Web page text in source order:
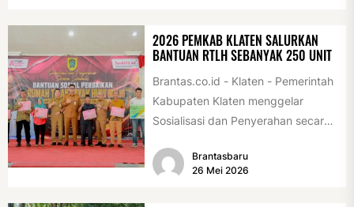
2026 PEMKAB KLATEN SALURKAN
BANTUAN RTLH SEBANYAK 250 UNIT
Brantas.co.id - Klaten - Pemerintah
Kabupaten Klaten menggelar
Sosialisasi dan Penyerahan secara
Rumah Tidak Layak Huni...
Brantasbaru
26 Mei 2026